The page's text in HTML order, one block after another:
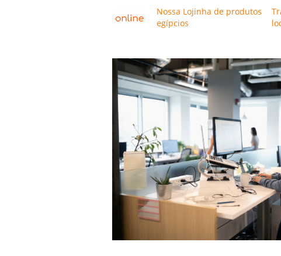
Nossa Lojinha de produtos
egípcios